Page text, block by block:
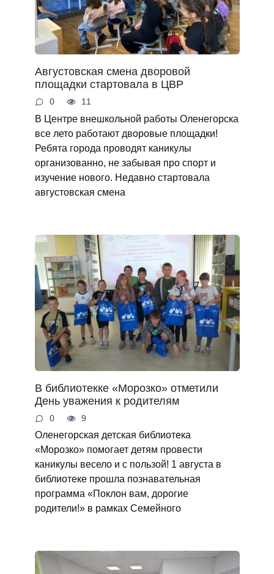
Августовская смена дворовой
площадки стартовала в ЦВР
0 11
В Центре внешкольной работы Оленегорска
все лето работают дворовые площадки!
Ребята города проводят каникулы
организованно, не забывая про спорт и
изучение нового. Недавно стартовала
августовская смена
В библиотекке «Морозко» отметили
День уважения к родителям
0 9
Оленегорская детская библиотека
«Морозко» помогает детям провести
каникулы весело и с пользой! 1 августа в
библиотеке прошла познавательная
программа «Поклон вам, дорогие
родители!» в рамках Семейного